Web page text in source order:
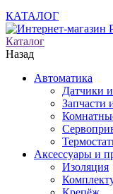
КАТАЛОГ
Каталог
Назад
Автоматика
Датчики
Запчасти
Аксессуары и
Изоляция